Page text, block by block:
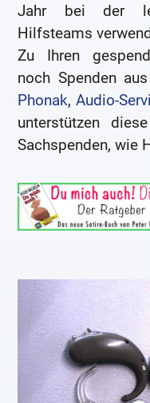
Jahr bei der
Hilfsteams
Zu Ihren
noch Spenden
Phonak, Audio-
unterstützen
Sachspenden, wie